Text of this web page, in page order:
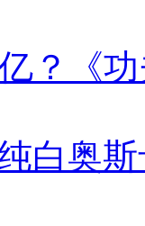
？《
白奥